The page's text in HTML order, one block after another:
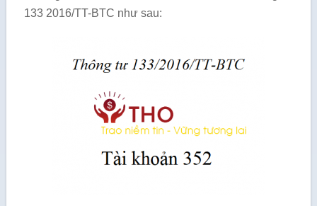
133 2016/TT-BTC như sau: